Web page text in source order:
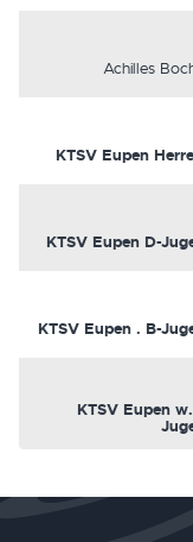
Achilles
KTSV Eupen
KTSV Eupen D-
KTSV Eupen . B-
KTSV Eupen